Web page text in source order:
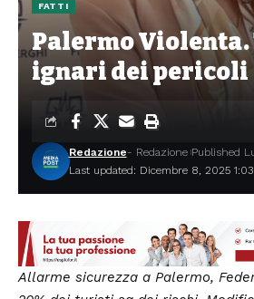
FATTI
Palermo
ignari dei pericoli
Last updated: Dicembre 8, 2025
Redazione- Redazione Published
Allarme sicurezza a Palermo,